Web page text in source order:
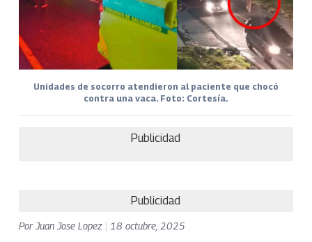
Unidades de socorro atendieron al paciente que chocó
contra una vaca. Foto: Cortesía.
Publicidad
Publicidad
Por Juan Jose Lopez 18 octubre, 2025